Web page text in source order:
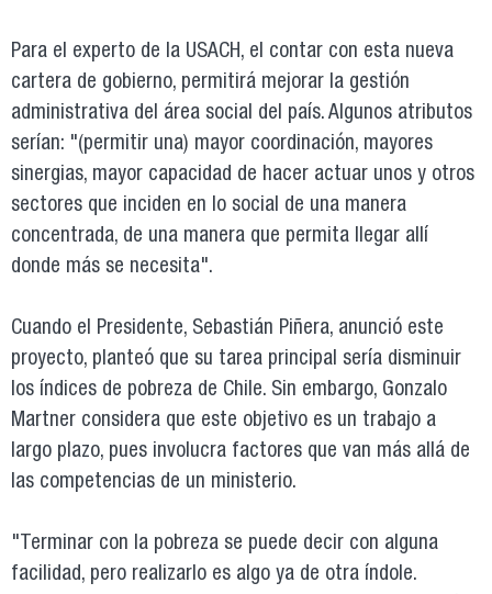
Para el experto de la USACH, el contar con esta nueva
cartera de gobierno, permitirá mejorar la gestión
administrativa del área social del país. Algunos atributos
serían: "(permitir una) mayor coordinación, mayores
sinergias, mayor capacidad de hacer actuar unos y otros
sectores que inciden en lo social de una manera
concentrada, de una manera que permita llegar allí
donde más se necesita".
Cuando el Presidente, Sebastián Piñera, anunció este
proyecto, planteó que su tarea principal sería disminuir
los índices de pobreza de Chile. Sin embargo, Gonzalo
Martner considera que este objetivo es un trabajo a
largo plazo, pues involucra factores que van más allá de
las competencias de un ministerio.
"Terminar con la pobreza se puede decir con alguna
facilidad, pero realizarlo es algo ya de otra índole.